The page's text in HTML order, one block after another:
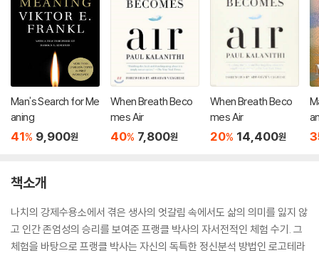
Man's Search for Me
aning
41% 9,900원
When Breath Beco
mes Air
40% 7,800원
When Breath Beco
mes Air
20% 14,400원
책소개
나치의 강제수용소에서 겪은 생사의 엇갈림 속에서도 삶의 의미를 잃지 않
고 인간 존엄성의 승리를 보여준 프랭클 박사의 자서전적인 체험 수기. 그
체험을 바탕으로 프랭클 박사는 자신의 독특한 정신분석 방법인 로고테라